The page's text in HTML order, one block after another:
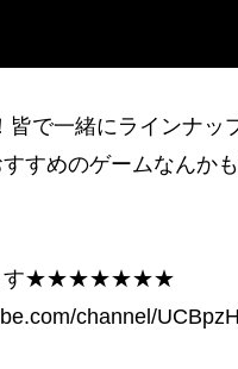
で一緒にラインナッ
すめのゲームなんか
ます★★★★★★★
channel/